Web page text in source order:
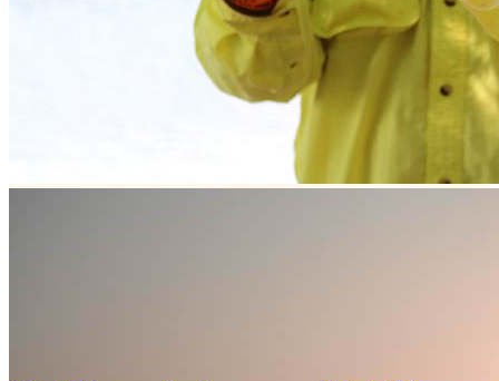
¡No te pierdas una buena pesca!
Compártenos tu correo
Te enviaremos mensajes con
información y ofertas